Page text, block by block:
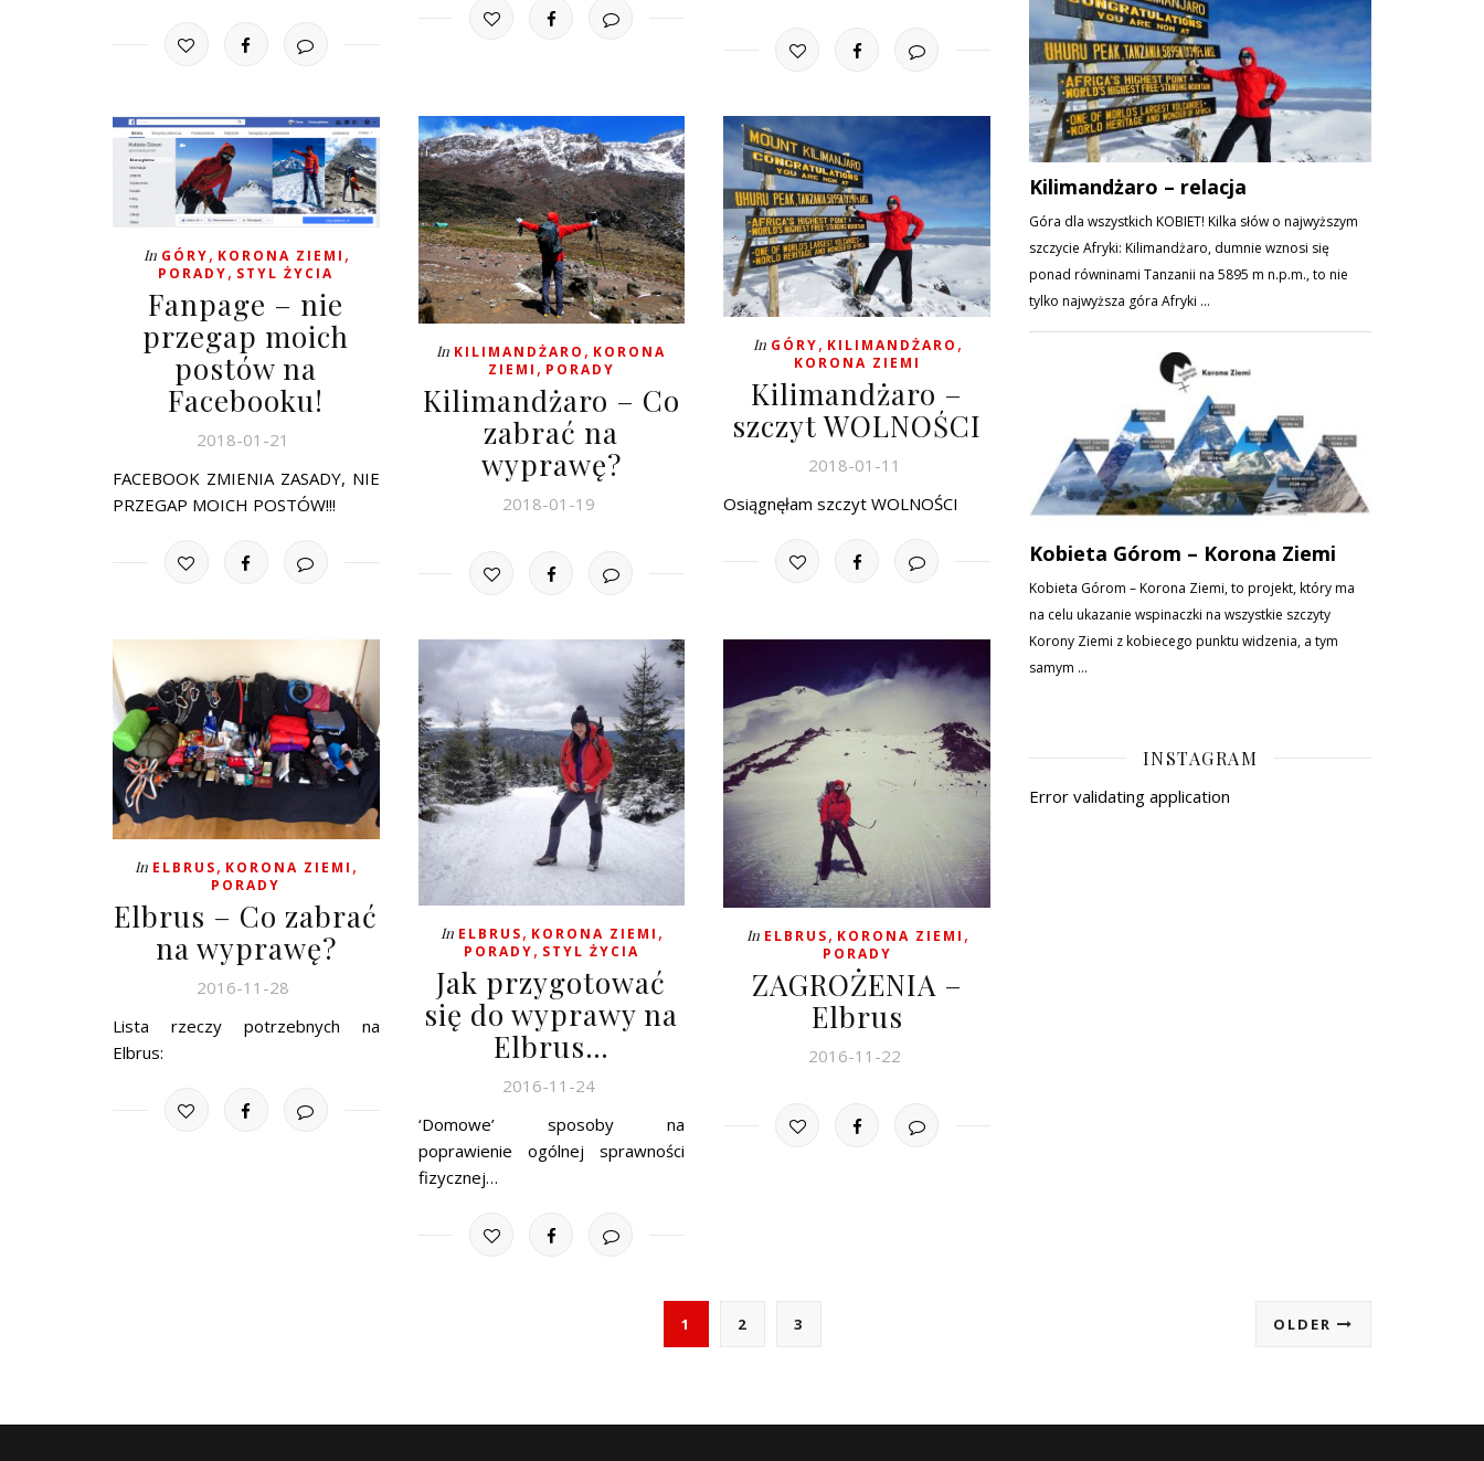
In GÓRY, KORONA ZIEMI ,
PORADY, STYL ŻYCIA
Fanpage – nie
przegap moich
postów na
Facebooku!
2018-01-21
FACEBOOK ZMIENIA ZASADY, NIE
PRZEGAP MOICH POSTÓW!!!
In KILIMANDŻARO , KORONA
ZIEMI , PORADY
Kilimandżaro – Co
zabrać na
wyprawę?
2018-01-19
In GÓRY, KILIMANDŻARO ,
KORONA ZIEMI
Kilimandżaro –
szczyt WOLNOŚCI
2018-01-11
Osiągnęłam szczyt WOLNOŚCI
In ELBRUS, KORONA ZIEMI ,
PORADY
Elbrus – Co zabrać
na wyprawę?
2016-11-28
Lista rzeczy potrzebnych na
Elbrus:
In ELBRUS, KORONA ZIEMI ,
PORADY, STYL ŻYCIA
Jak przygotować
się do wyprawy na
Elbrus…
2016-11-24
‘Domowe’ sposoby na
poprawienie ogólnej sprawności
fizycznej…
In ELBRUS, KORONA ZIEMI ,
PORADY
ZAGROŻENIA –
Elbrus
2016-11-22
INSTAGRAM
Error validating application
OLDER
1 2 3